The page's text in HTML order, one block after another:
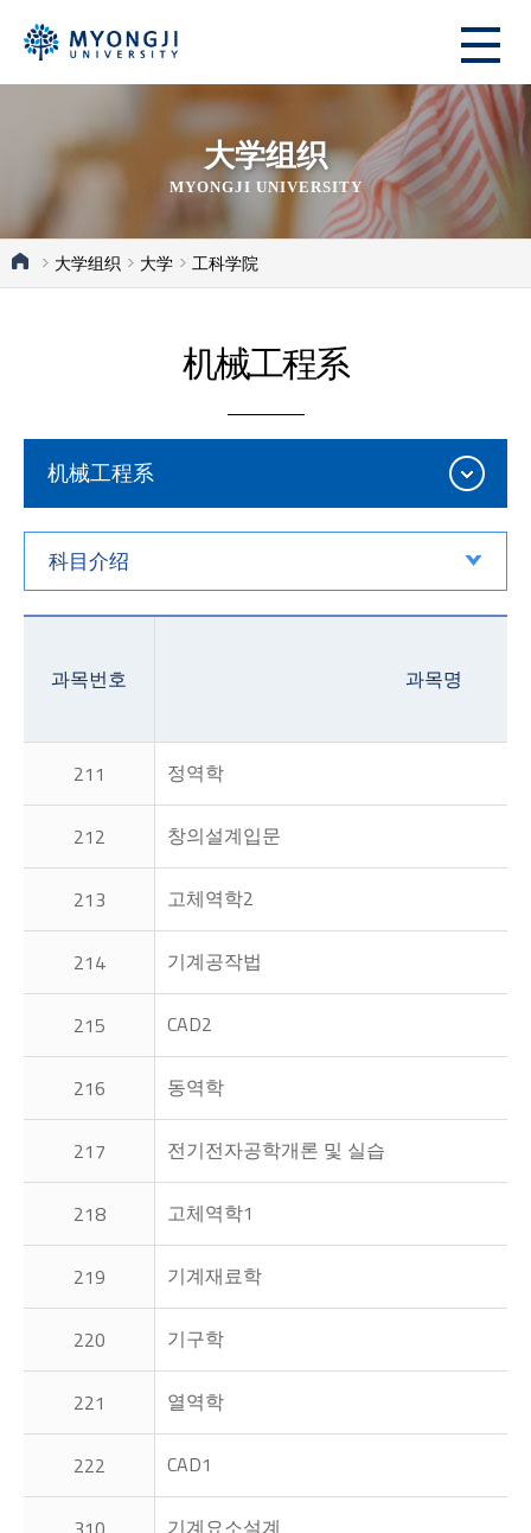
大学组织
MYONGJI UNIVERSITY
大学组织 大学 工科学院
机械工程系
机械工程系
科目介绍
과목번호 과목명
211 정역학
212 창의설계입문
213 고체역학2
214 기계공작법
215 CAD2
216 동역학
217 전기전자공학개론 및 실습
218 고체역학1
219 기계재료학
220 기구학
221 열역학
222 CAD1
기계요소설계